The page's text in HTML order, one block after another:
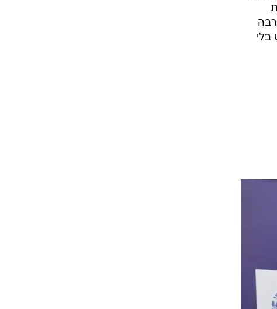
של הסרט בלי